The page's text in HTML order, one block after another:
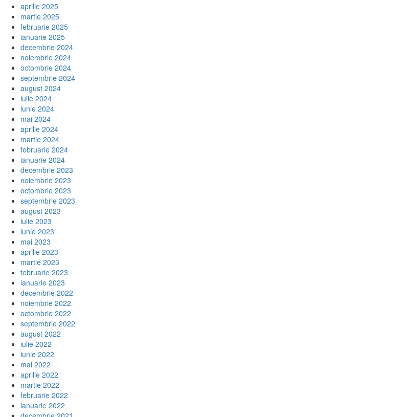
aprilie 2025
martie 2025
februarie 2025
ianuarie 2025
decembrie 2024
noiembrie 2024
octombrie 2024
septembrie 2024
august 2024
iulie 2024
iunie 2024
mai 2024
aprilie 2024
martie 2024
februarie 2024
ianuarie 2024
decembrie 2023
noiembrie 2023
octombrie 2023
septembrie 2023
august 2023
iulie 2023
iunie 2023
mai 2023
aprilie 2023
martie 2023
februarie 2023
ianuarie 2023
decembrie 2022
noiembrie 2022
octombrie 2022
septembrie 2022
august 2022
iulie 2022
iunie 2022
mai 2022
aprilie 2022
martie 2022
februarie 2022
ianuarie 2022